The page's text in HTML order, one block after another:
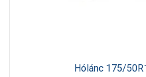
Hólánc 175/